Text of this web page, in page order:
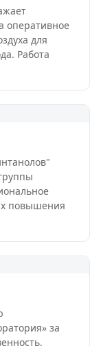
оперативное
для
Работа
повышения
за